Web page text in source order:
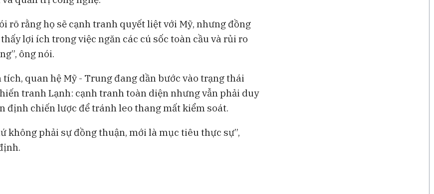
rõ rằng họ sẽ cạnh tranh quyết liệt với Mỹ, nhưng đồng
lợi ích trong việc ngăn các cú sốc toàn cầu và rủi ro
ông nói.
quan hệ Mỹ - Trung đang dần bước vào trạng thái
tranh Lạnh: cạnh tranh toàn diện nhưng vẫn phải duy
định chiến lược để tránh leo thang mất kiểm soát.
không phải sự đồng thuận, mới là mục tiêu thực sự”,